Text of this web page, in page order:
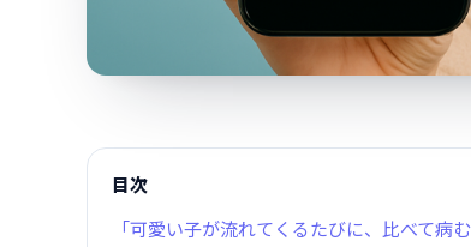
目次
「可愛い子が流れてくるたびに、比べて